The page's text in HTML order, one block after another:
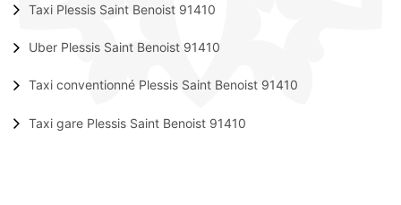
Taxi Plessis Saint Benoist 91410
Uber Plessis Saint Benoist 91410
Taxi conventionné Plessis Saint Benoist 91410
Taxi gare Plessis Saint Benoist 91410